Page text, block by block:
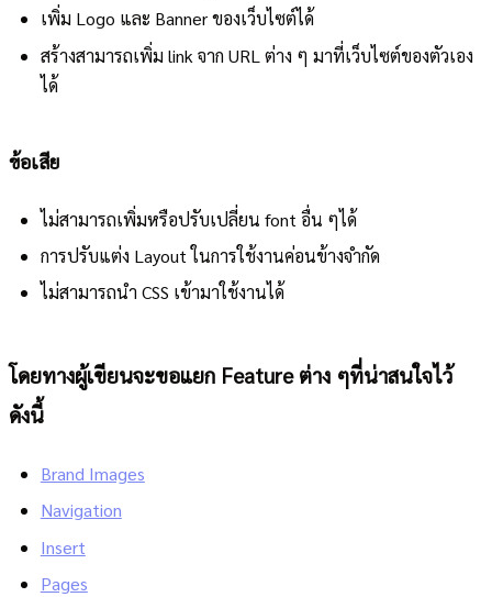
เพิ่ม Logo และ Banner ของเว็บไซต์ได้
สร้างสามารถเพิ่ม link จาก URL ต่าง ๆ มาที่เว็บไซต์ของตัวเอง
ได้
ข้อเสีย
ไม่สามารถเพิ่มหรือปรับเปลี่ยน font อื่น ๆได้
การปรับแต่ง Layout ในการใช้งานค่อนข้างจำกัด
ไม่สามารถนำ CSS เข้ามาใช้งานได้
โดยทางผู้เขียนจะขอแยก Feature ต่าง ๆที่น่าสนใจไว้
ดังนี้
Brand Images
Navigation
Insert
Pages